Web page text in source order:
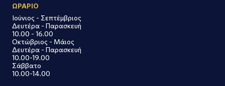
ΩΡΑΡΙΟ
Ιούνιος - Σεπτέμβριος
Δευτέρα - Παρασκευή
10.00 - 16.00
Οκτώβριος - Μάιος
Δευτέρα - Παρασκευή
10.00-19.00
Σάββατο
10.00-14.00